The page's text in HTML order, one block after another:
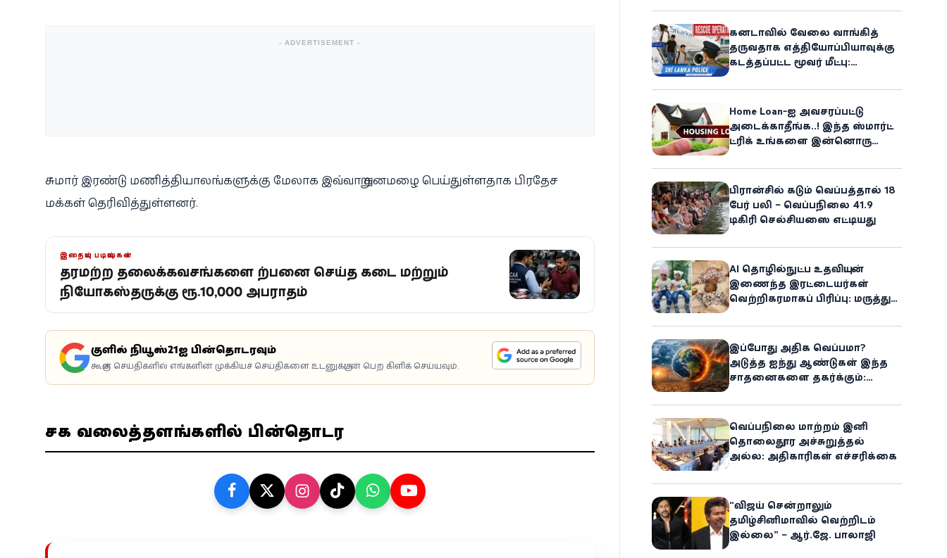
- ADVERTISEMENT -
சுமார் இரண்டு மணித்தியாலங்களுக்கு மேலாக இவ்வாறு கனமழை பெய்துள்ளதாக பிரதேச
மக்கள் தெரிவித்துள்ளனர்.
இதையும் படியுங்கள்
தரமற்ற தலைக்கவசங்களை விற்பனை செய்த கடை மற்றும்
விநியோகஸ்தருக்கு ரூ.10,000 அபராதம்
கூகுளில் நியூஸ்21ஐ பின்தொடரவும்
கூகுள் செய்திகளில் எங்களின் முக்கியச் செய்திகளை உடனுக்குடன் பெற கிளிக் செய்யவும்.
சமூக வலைத்தளங்களில் பின்தொடர
கனடாவில் வேலை வாங்கித்
தருவதாக எத்தியோப்பியாவுக்கு
கடத்தப்பட்ட மூவர் மீட்பு:
Home Loan-ஐ அவசரப்பட்டு
அடைக்காதீங்க..! இந்த ஸ்மார்ட்
ட்ரிக் உங்களை இன்னொரு
உரிமையாளராக்கலாம்!
பிரான்சில் கடும் வெப்பத்தால் 18
பேர் பலி – வெப்பநிலை 41.9
டிகிரி செல்சியஸை எட்டியது
AI தொழில்நுட்ப உதவியுடன்
இணைந்த இரட்டையர்கள்
வெற்றிகரமாகப் பிரிப்பு: மருத்துவ
இப்போது அதிக வெப்பமா?
அடுத்த ஐந்து ஆண்டுகள் இந்த
சாதனைகளை தகர்க்கும்:
எச்சரிக்கை
வெப்பநிலை மாற்றம் இனி
தொலைதூர அச்சுறுத்தல்
அல்ல: அதிகாரிகள் எச்சரிக்கை
“விஜய் சென்றாலும்
தமிழ்சினிமாவில் வெற்றிடம்
இல்லை” – ஆர்.ஜே. பாலாஜி